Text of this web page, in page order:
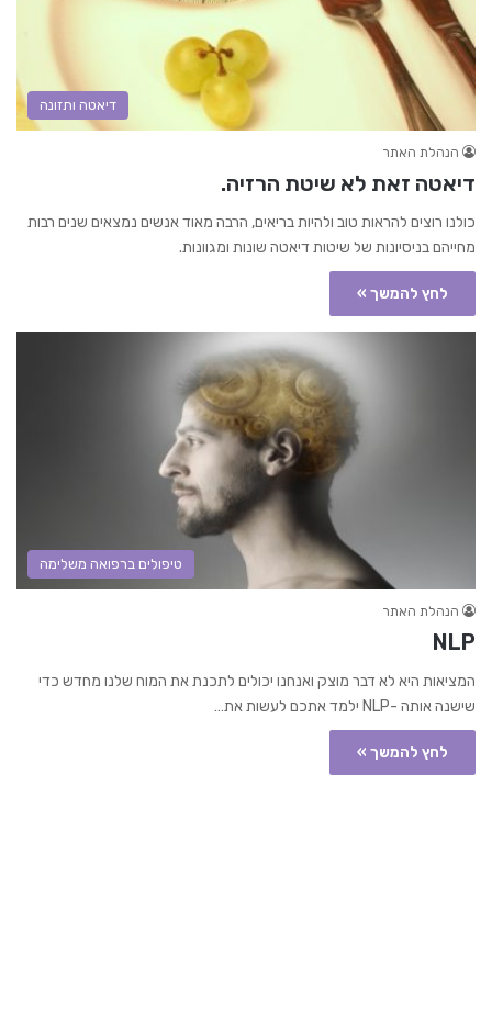
דיאטה ותזונה
הנהלת האתר
דיאטה זאת לא שיטת הרזיה.
כולנו רוצים להראות טוב ולהיות בריאים, הרבה מאוד אנשים נמצאים שנים רבות
מחייהם בניסיונות של שיטות דיאטה שונות ומגוונות.
לחץ להמשך »
טיפולים ברפואה משלימה
הנהלת האתר
NLP
המציאות היא לא דבר מוצק ואנחנו יכולים לתכנת את המוח שלנו מחדש כדי
שישנה אותה -NLP ילמד אתכם לעשות את…
לחץ להמשך »